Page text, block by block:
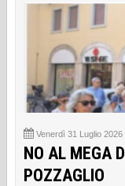
Venerdì 31 Luglio 2026
NO AL MEGA
POZZAGLIO